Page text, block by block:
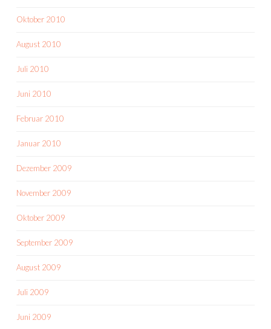
Oktober 2010
August 2010
Juli 2010
Juni 2010
Februar 2010
Januar 2010
Dezember 2009
November 2009
Oktober 2009
September 2009
August 2009
Juli 2009
Juni 2009